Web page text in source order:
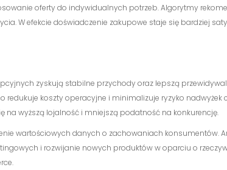
oferty do indywidualnych potrzeb. Algorytmy
W efekcie doświadczenie zakupowe staje się bardziej
zyskują stabilne przychody oraz lepszą
redukuje koszty operacyjne i minimalizuje ryzyko
na wyższą lojalność i mniejszą podatność na konkurencję.
wartościowych danych o zachowaniach konsumentów.
i rozwijanie nowych produktów w oparciu o